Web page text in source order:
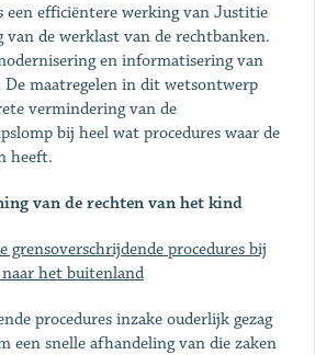
een efficiëntere werking van Justitie
de werklast van de rechtbanken.
en informatisering van
maatregelen in dit wetsontwerp
vermindering van de
bij heel wat procedures waar de
heeft.
van de rechten van het kind
grensoverschrijdende procedures bij
het buitenland
procedures inzake ouderlijk gezag
een snelle afhandeling van die zaken